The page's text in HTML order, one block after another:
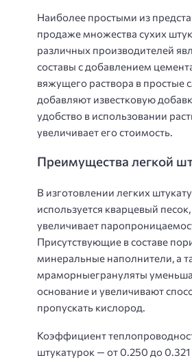
Наиболее простыми из
продаже множества сухих
различных производителей
составы с добавлением
вяжущего раствора в простые
добавляют известковую
удобство в использовании
увеличивает его стоимость.
Преимущества легкой
В изготовлении легких
используется кварцевый
увеличивает
Присутствующие в составе
минеральные наполнители, а
мраморныегрануляты
основание и увеличивают
пропускать кислород.
Коэффициент
штукатурок — от 0.250 до